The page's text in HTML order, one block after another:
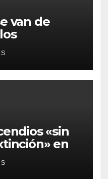
van de
un 21%
año pasado
«sin
en
Madrid